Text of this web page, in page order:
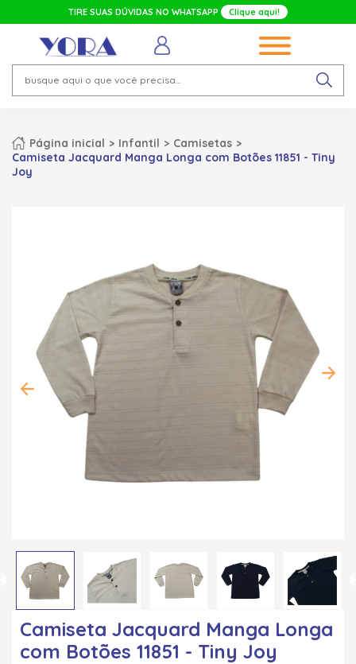
TIRE SUAS DÚVIDAS NO WHATSAPP Clique aqui!
Página inicial Infantil
Camisetas
Camiseta Jacquard Manga Longa com Botões 11851 - Tiny
Joy
Camiseta Jacquard Manga Longa
com Botões 11851 - Tiny Joy